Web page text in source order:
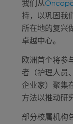
我们从
持，以巩固我
所在地的复兴
卓越中心。
欧洲首个将参
者（护理人员
企业家）聚集
方法以推动研
部分校属机构